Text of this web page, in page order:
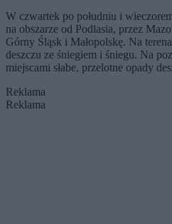
W czwartek po południu i
na obszarze od Podlasia, przez
Górny Śląsk i Małopolskę. Na
deszczu ze śniegiem i śniegu. Na
miejscami słabe, przelotne opady
Reklama
Reklama